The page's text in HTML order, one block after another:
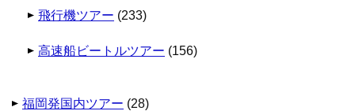
飛行機ツアー (233)
高速船ビートルツアー (156)
福岡発国内ツアー (28)